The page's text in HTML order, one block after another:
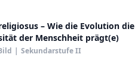
– Wie die Evolution die
der Menschheit prägt(e)
| Sekundarstufe II